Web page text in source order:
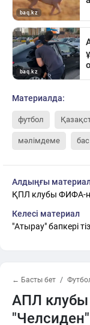
Материалда:
футбол
мәлімдеме
Алдыңғы
ҚПЛ клубы ФИФА-
Келесі материал
"Атырау" бапкері
← Басты бет
АПЛ клубы